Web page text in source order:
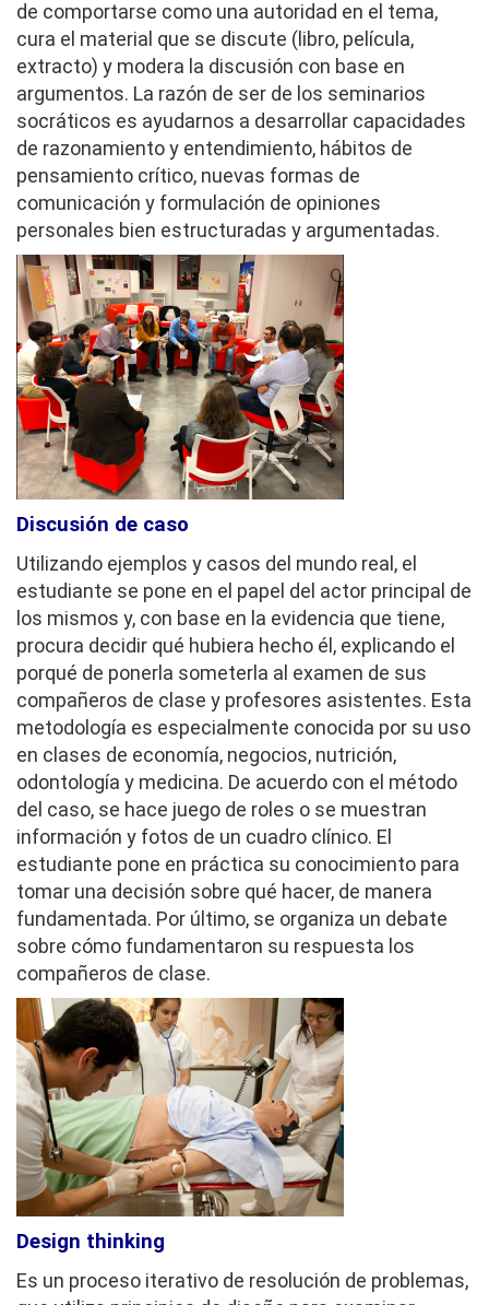
de comportarse como una autoridad en el tema,
cura el material que se discute (libro, película,
extracto) y modera la discusión con base en
argumentos. La razón de ser de los seminarios
socráticos es ayudarnos a desarrollar capacidades
de razonamiento y entendimiento, hábitos de
pensamiento crítico, nuevas formas de
comunicación y formulación de opiniones
personales bien estructuradas y argumentadas.
Discusión de caso
Utilizando ejemplos y casos del mundo real, el
estudiante se pone en el papel del actor principal de
los mismos y, con base en la evidencia que tiene,
procura decidir qué hubiera hecho él, explicando el
porqué de ponerla someterla al examen de sus
compañeros de clase y profesores asistentes. Esta
metodología es especialmente conocida por su uso
en clases de economía, negocios, nutrición,
odontología y medicina. De acuerdo con el método
del caso, se hace juego de roles o se muestran
información y fotos de un cuadro clínico. El
estudiante pone en práctica su conocimiento para
tomar una decisión sobre qué hacer, de manera
fundamentada. Por último, se organiza un debate
sobre cómo fundamentaron su respuesta los
compañeros de clase.
Design thinking
Es un proceso iterativo de resolución de problemas,